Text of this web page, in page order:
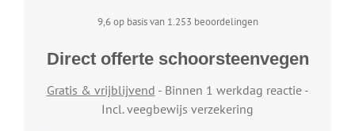
9,6 op basis van 1.253 beoordelingen
Direct offerte schoorsteenvegen
Gratis & vrijblijvend - Binnen 1 werkdag reactie -
Incl. veegbewijs verzekering